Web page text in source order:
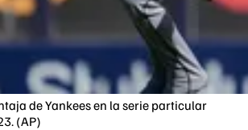
de Yankees en la serie particular
(AP)